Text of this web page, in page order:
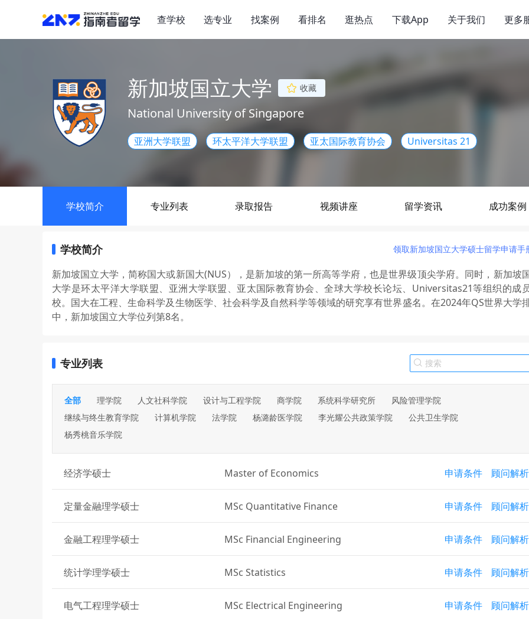
查学校 选专业 找案例 看排名 逛热点 下载App 关于我们 更多
新加坡国立大学 收藏
National University of Singapore
亚洲大学联盟 环太平洋大学联盟 亚太国际教育协会 Universitas 21
学校简介 专业列表 录取报告 视频讲座 留学资讯 成功案例
学校简介 领取新加坡国立大学硕士留学申请手
新加坡国立大学，简称国大或新国大(NUS），是新加坡的第一所高等学府，也是世界级顶尖学府。同时，新加坡
大学是环太平洋大学联盟、亚洲大学联盟、亚太国际教育协会、全球大学校长论坛、Universitas21等组织的成
校。国大在工程、生命科学及生物医学、社会科学及自然科学等领域的研究享有世界盛名。在2024年QS世界大学
中，新加坡国立大学位列第8名。
专业列表
全部 理学院 人文社科学院 设计与工程学院 商学院 系统科学研究所
风险管理学院
继续与终生教育学院
计算机学院 法学院 杨潞龄医学院 李光耀公共政策学院
公共卫生学院
杨秀桃音乐学院
经济学硕士 Master of Economics 申请条件 顾问解析
定量金融理学硕士 MSc Quantitative Finance 申请条件 顾问解析
金融工程理学硕士 MSc Financial Engineering 申请条件 顾问解析
统计学理学硕士 MSc Statistics 申请条件 顾问解析
电气工程理学硕士 MSc Electrical Engineering 申请条件 顾问解析